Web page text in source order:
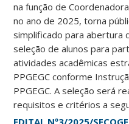
na função de
no ano de 2025, torna
simplificado para abertura
seleção de alunos para
atividades acadêmicas
PPGEGC conforme
PPGEGC. A seleção será
requisitos e critérios a